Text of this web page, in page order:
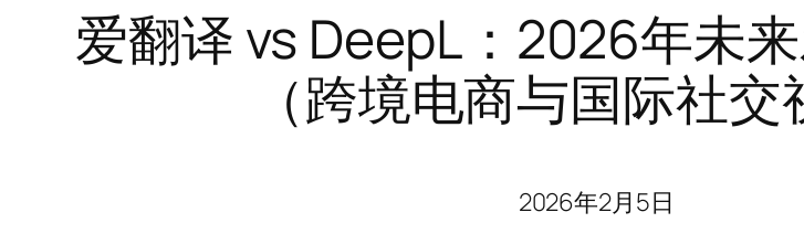
爱翻译 vs DeepL：2026年未
（跨境电商与国际社交
2026年2月5日